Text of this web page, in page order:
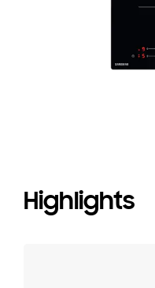
Highlights